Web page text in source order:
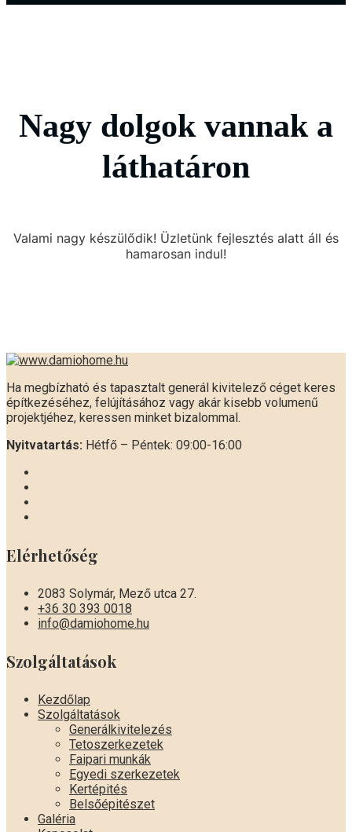
Nagy dolgok vannak a
láthatáron
Valami nagy készülődik! Üzletünk fejlesztés alatt áll és
hamarosan indul!
Ha megbízható és tapasztalt generál kivitelező céget keres
építkezéséhez, felújításához vagy akár kisebb volumenű
projektjéhez, keressen minket bizalommal.
Nyitvatartás: Hétfő – Péntek: 09:00-16:00
Elérhetőség
2083 Solymár, Mező utca 27.
+36 30 393 0018
info@damiohome.hu
Szolgáltatások
Kezdőlap
Szolgáltatások
Generálkivitelezés
Tetoszerkezetek
Faipari munkák
Egyedi szerkezetek
Kertépités
Belsőépitészet
Galéria